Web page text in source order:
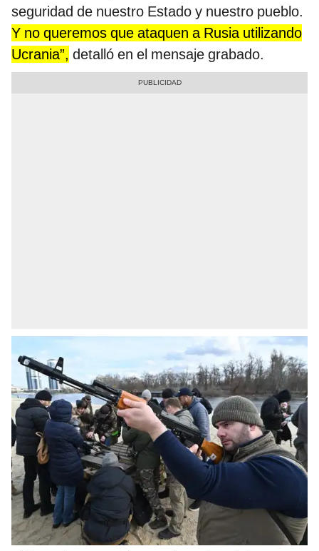
seguridad de nuestro Estado y nuestro pueblo.
Y no queremos que ataquen a Rusia utilizando
Ucrania”, detalló en el mensaje grabado.